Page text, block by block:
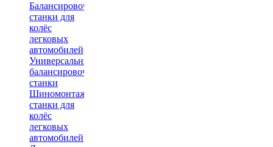
Балансировочные
станки для
колёс
легковых
автомобилей
Универсальные
балансировочные
станки
Шиномонтажные
станки для
колёс
легковых
автомобилей